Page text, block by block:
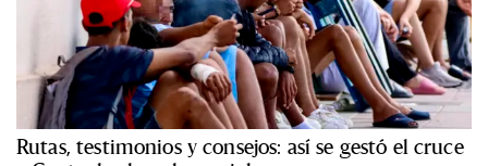
Rutas, testimonios y consejos: así se gestó el cruce